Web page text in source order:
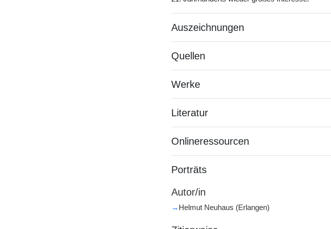
Auszeichnungen
Quellen
Werke
Literatur
Onlineressourcen
Porträts
Autor/in
→ Helmut Neuhaus (Erlangen)